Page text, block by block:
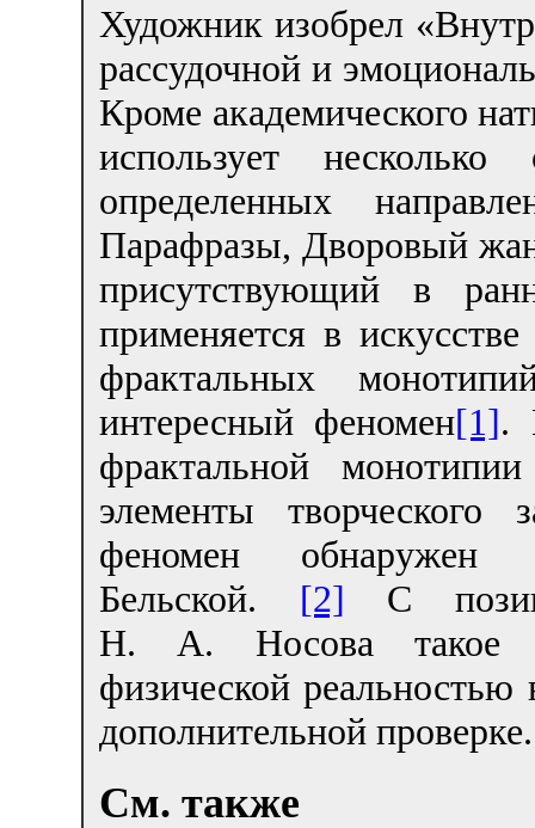
Художник изобрел
рассудочной и
Кроме академического
использует несколько
определенных
Парафразы, Дворовый
присутствующий в
применяется в
фрактальных
интересный феномен[1].
фрактальной
элементы творческого
феномен обнаружен
Бельской. [2] С
Н. А. Носова такое
физической
дополнительной проверке.
См. также